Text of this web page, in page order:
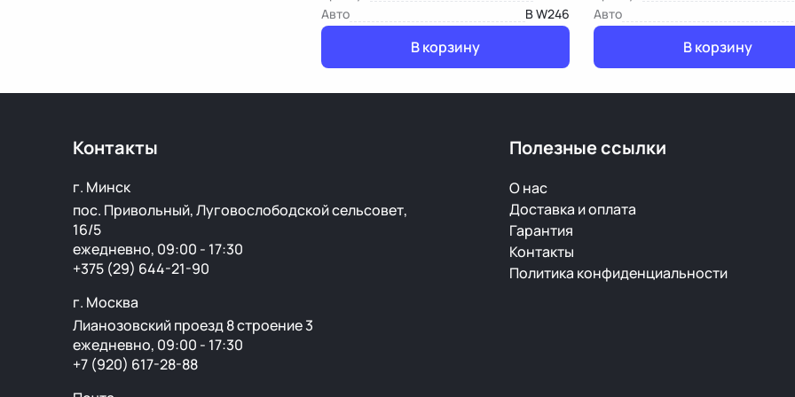
Авто
B W246
В корзину
Авто
В корзину
Контакты
г. Минск
пос. Привольный, Луговослободской сельсовет,
16/5
ежедневно, 09:00 - 17:30
+375 (29) 644-21-90
г. Москва
Лианозовский проезд 8 строение 3
ежедневно, 09:00 - 17:30
+7 (920) 617-28-88
Полезные ссылки
О нас
Доставка и оплата
Гарантия
Контакты
Политика конфиденциальности